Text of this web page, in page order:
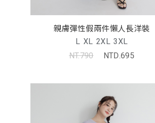
親膚彈性假兩件懶人長洋裝
L XL 2XL 3XL
NT.790
NTD.695